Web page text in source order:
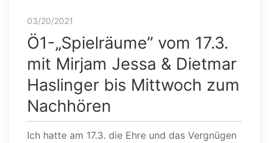
03/20/2021
Ö1-„Spielräume” vom 17.3.
mit Mirjam Jessa & Dietmar
Haslinger bis Mittwoch zum
Nachhören
Ich hatte am 17.3. die Ehre und das Vergnügen